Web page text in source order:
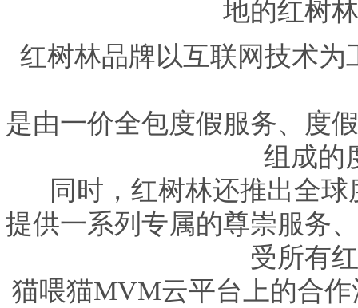
地的红树
红树林品牌以互联网技术
是由一价全包度假服务、度
组成的
同时，红树林还推出全
提供一系列专属的尊崇服务
受所有
猫喂猫MVM云平台上的合